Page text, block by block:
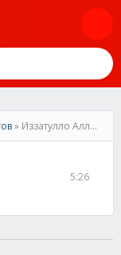
» Иззатулло Аллануров
5:26